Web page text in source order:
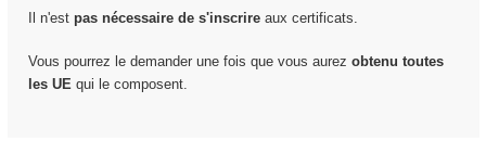
Il n'est pas nécessaire de s'inscrireaux certificats.
Vous pourrez le demander une fois que vous aurez obtenu toutes
les UE qui le composent.